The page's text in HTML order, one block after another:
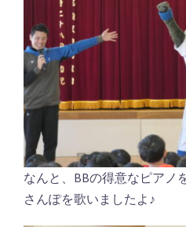
なんと、BBの得意なピアノ
さんぽを歌いましたよ♪